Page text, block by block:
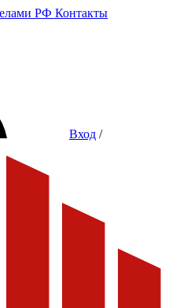
РФ Контакты
Вход /